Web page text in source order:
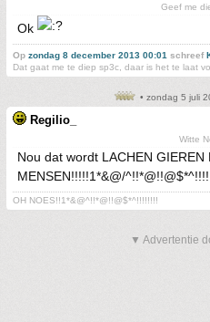
Geef me
Ok
Op zondag 8 december 2013 00:01 schreef
Dat gaat me te diep sp3c, daar is het te laat
• zondag 5 juli
Regilio_
Witte
Nou dat wordt LACHEN GIEREN
MENSEN!!!!!1*&@/
OH NOES!!1*&@^!!*@!!@$*^!!!!!!!!
▼ Advertentie